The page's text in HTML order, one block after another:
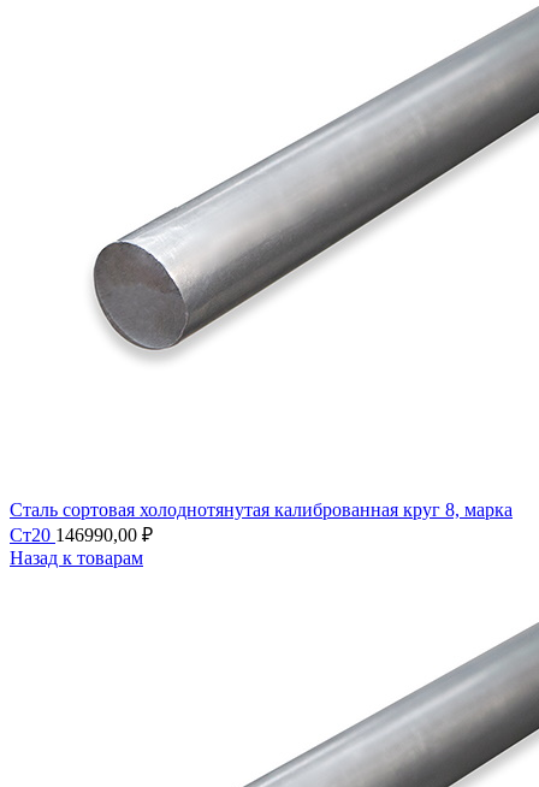
Сталь сортовая холоднотянутая калиброванная круг 8, марка
Ст20 146990,00 ₽
Назад к товарам